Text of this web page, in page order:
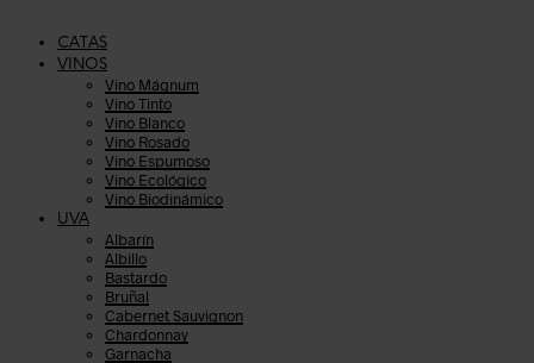
CATAS
VINOS
Vino Mágnum
Vino Tinto
Vino Blanco
Vino Rosado
Vino Espumoso
Vino Ecológico
Vino Biodinámico
UVA
Albarín
Albillo
Bastardo
Bruñal
Cabernet Sauvignon
Chardonnay
Garnacha